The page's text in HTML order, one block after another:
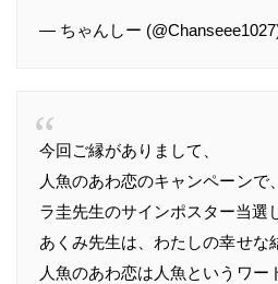
— ちゃんしー
今回ご縁がありまして、
人魚のあわ恋のキャンペーンで
ラ圭先生のサインポスター当選
あくみ先生は、わたしの幸せな
人魚のあわ恋は人魚というワー